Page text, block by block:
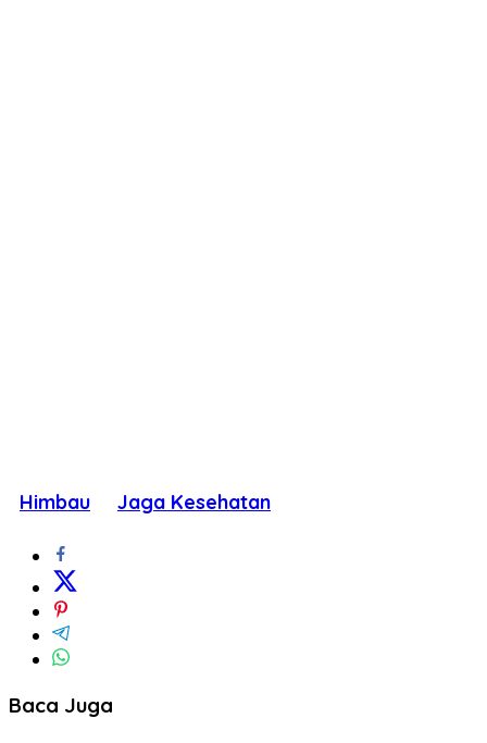
Himbau Jaga Kesehatan
Baca Juga